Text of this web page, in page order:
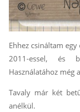
Ehhez csináltam
2011-essel, és
Használatához még
Tavaly már két
anélkül.